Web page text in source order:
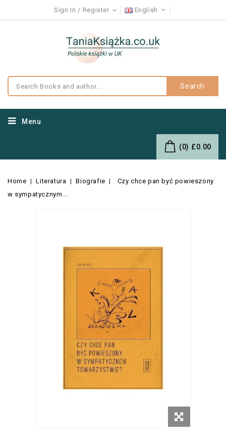
Sign In Register English
Search
Menu
(0) £0.00
Home Literatura Biografie
Czy chce pan być powieszony
w sympatycznym...